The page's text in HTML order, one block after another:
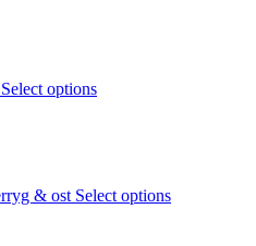
Select options
Select options